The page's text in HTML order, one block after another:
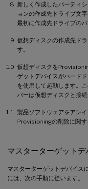
新しく作成したパーティ
ョンの作成先ドライブ文
最初に作成先ドライブの
仮想ディスクの作成先ド
す。
仮想ディスクを
ゲットデバイスがハード
を使用して起動します。
バーは仮想ディスクと接続
製品ソフトウェアをアン
Provisioningの削除に関す
マスターターゲット
マスターターゲットデバイス
には、次の手順に従います。